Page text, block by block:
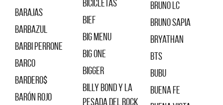
Barajas
Barbazul
Barbi Perrone
Barco
Bardero$
Barón Rojo
Bicicletas
Bief
Big Menu
Big One
Bigger
Billy Bond y la
Pesada del Rock
Bruno LC
Bruno Sapia
Bryathan
BTS
Bubu
Buena Fe